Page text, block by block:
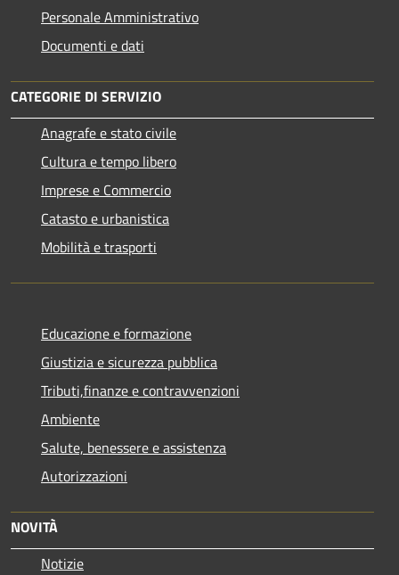
Personale Amministrativo
Documenti e dati
CATEGORIE DI SERVIZIO
Anagrafe e stato civile
Cultura e tempo libero
Imprese e Commercio
Catasto e urbanistica
Mobilità e trasporti
Educazione e formazione
Giustizia e sicurezza pubblica
Tributi,finanze e contravvenzioni
Ambiente
Salute, benessere e assistenza
Autorizzazioni
NOVITÀ
Notizie